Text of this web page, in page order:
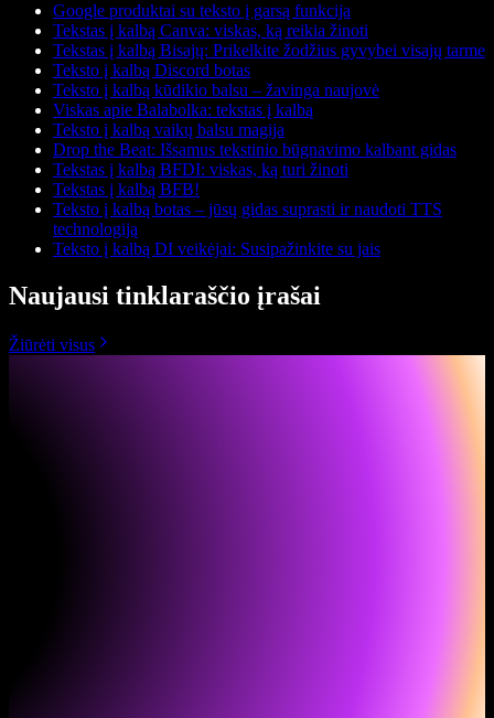
Google produktai su teksto į garsą funkcija
Tekstas į kalbą Canva: viskas, ką reikia žinoti
Tekstas į kalbą Bisajų: Prikelkite žodžius gyvybei visajų tarme
Teksto į kalbą Discord botas
Teksto į kalbą kūdikio balsu – žavinga naujovė
Viskas apie Balabolka: tekstas į kalbą
Teksto į kalbą vaikų balsu magija
Drop the Beat: Išsamus tekstinio būgnavimo kalbant gidas
Tekstas į kalbą BFDI: viskas, ką turi žinoti
Tekstas į kalbą BFB!
Teksto į kalbą botas – jūsų gidas suprasti ir naudoti TTS
technologiją
Teksto į kalbą DI veikėjai: Susipažinkite su jais
Naujausi tinklaraščio įrašai
Žiūrėti visus